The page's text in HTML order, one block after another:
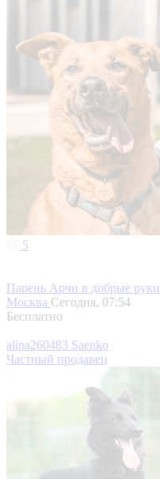
5
Парень Арчи в добрые руки
Москва Сегодня, 07:54
Бесплатно
alina260483 Saenko
Частный продавец